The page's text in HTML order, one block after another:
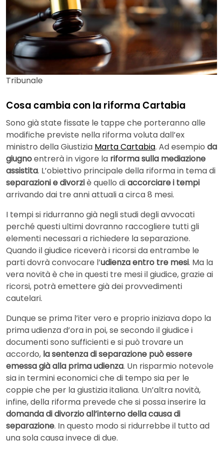
Tribunale
Cosa cambia con la riforma Cartabia
Sono già state fissate le tappe che porteranno alle
modifiche previste nella riforma voluta dall’ex
ministro della Giustizia Marta Cartabia. Ad esempio da
giugnoentrerà in vigore la riforma sulla mediazione
assistita. L’obiettivo principale della riforma in tema di
separazioni e divorziè quello diaccorciare i tempi
arrivando dai tre anni attuali a circa 8 mesi.
I tempi si ridurranno già negli studi degli avvocati
perché questi ultimi dovranno raccogliere tutti gli
elementi necessari a richiedere la separazione.
Quando il giudice riceverà i ricorsi da entrambe le
parti dovrà convocare l’udienza entro tre mesi. Ma la
vera novità è che in questi tre mesi il giudice, grazie ai
ricorsi, potrà emettere già dei provvedimenti
cautelari.
Dunque se prima l’iter vero e proprio iniziava dopo la
prima udienza d’ora in poi, se secondo il giudice i
documenti sono sufficienti e si può trovare un
accordo, la sentenza di separazione può essere
emessa già alla prima udienza. Un risparmio notevole
sia in termini economici che di tempo sia per le
coppie che per la giustizia italiana. Un’altra novità,
infine, della riforma prevede che si possa inserire la
domanda di divorzio all’interno della causa di
separazione. In questo modo si ridurrebbe il tutto ad
una sola causa invece di due.